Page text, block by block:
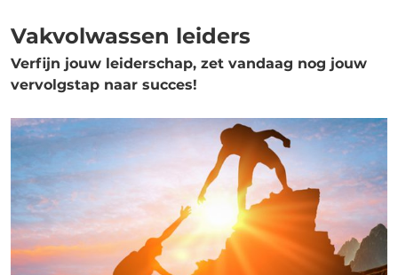
Vakvolwassen leiders
Verfijn jouw leiderschap, zet vandaag nog jouw
vervolgstap naar succes!